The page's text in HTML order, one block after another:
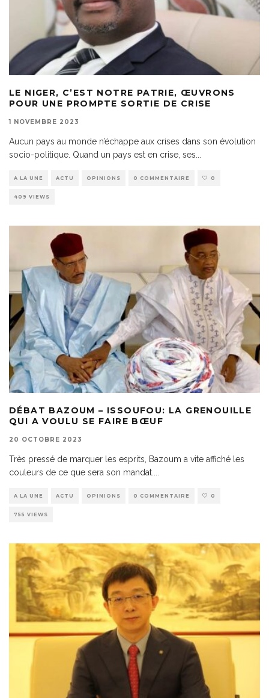
LE NIGER, C’EST NOTRE PATRIE, ŒUVRONS
POUR UNE PROMPTE SORTIE DE CRISE
1 NOVEMBRE 2023
Aucun pays au monde n’échappe aux crises dans son évolution
socio-politique. Quand un pays est en crise, ses
A LA UNE ACTU OPINIONS 0 COMMENTAIRE 0
409 VIEWS
DÉBAT BAZOUM – ISSOUFOU: LA GRENOUILLE
QUI A VOULU SE FAIRE BŒUF
20 OCTOBRE 2023
Très pressé de marquer les esprits, Bazoum a vite affiché les
couleurs de ce que sera son mandat....
A LA UNE ACTU OPINIONS 0 COMMENTAIRE 0
755 VIEWS